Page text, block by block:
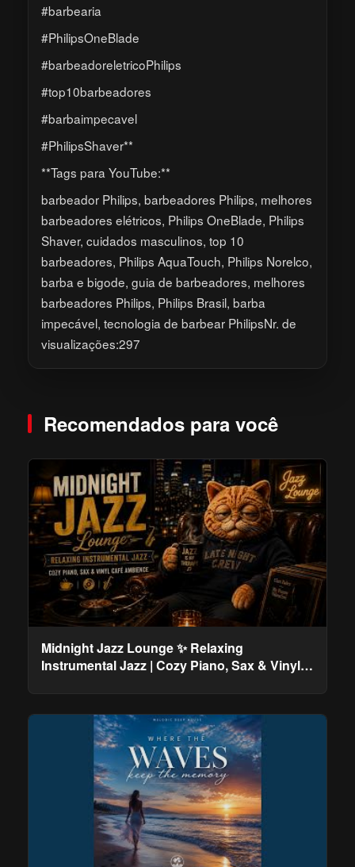
#barbearia
#PhilipsOneBlade
#barbeadoreletricoPhilips
#top10barbeadores
#barbaimpecavel
#PhilipsShaver**
**Tags para YouTube:**
barbeador Philips, barbeadores Philips, melhores
barbeadores elétricos, Philips OneBlade, Philips
Shaver, cuidados masculinos, top 10
barbeadores, Philips AquaTouch, Philips Norelco,
barba e bigode, guia de barbeadores, melhores
barbeadores Philips, Philips Brasil, barba
impecável, tecnologia de barbear PhilipsNr. de
visualizações:297
Recomendados para você
Midnight Jazz Lounge ✨ Relaxing
Instrumental Jazz | Cozy Piano, Sax & Vinyl